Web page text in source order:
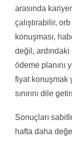
arasında
çalıştırabilir,
konuşması,
değil,
ödeme planını
fiyat konuşmak
sınırını dile
Sonuçları
hafta daha